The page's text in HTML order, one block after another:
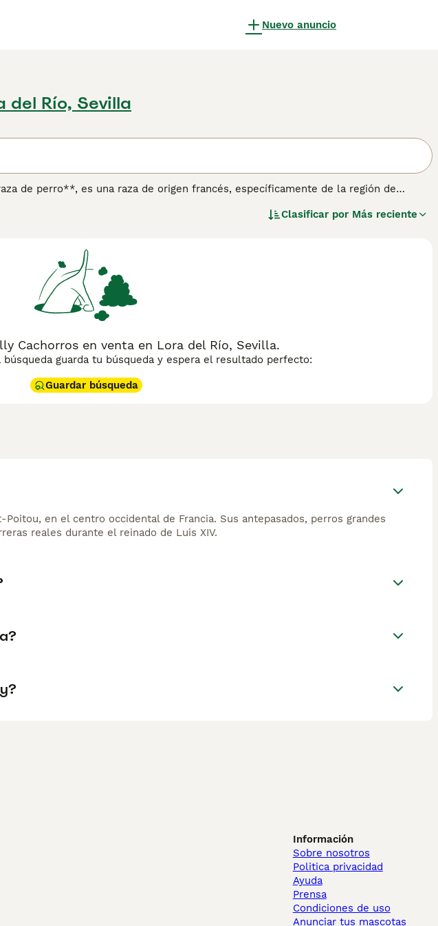
Nuevo anuncio
del Río, Sevilla
de perro**, es una raza de origen francés, específicamente de la región de
25 y 32 kg. Su pelaje es corto, áspero y brillante, predominando el color blanco
aunque es independiente y requiere un entrenamiento constante y paciente.
a su alta energía y necesidad de ejercicio, no es adecuado para personas
Esta raza es muy rara, con menos de 200 ejemplares en todo el mundo, por lo
tarea difícil. Para quienes buscan un perro de caza con historia y carácter, el
Clasificar por Más reciente
Cachorros en venta en Lora del Río, Sevilla.
guarda tu búsqueda y espera el resultado perfecto:
Guardar búsqueda
en el centro occidental de Francia. Sus antepasados, perros grandes
reales durante el reinado de Luis XIV.
Información
Sobre nosotros
Politica privacidad
Ayuda
Prensa
Condiciones de uso
Anunciar tus mascotas